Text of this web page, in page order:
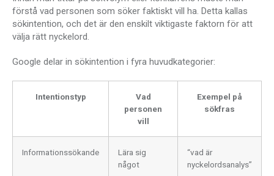
förstå vad personen som söker faktiskt vill ha. Detta kallas
sökintention, och det är den enskilt viktigaste faktorn för att
välja rätt nyckelord.
Google delar in sökintention i fyra huvudkategorier:
Intentionstyp
Vad
personen
vill
Exempel på
sökfras
Informationssökande
Lära sig
något
“vad är
nyckelordsanalys”